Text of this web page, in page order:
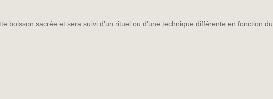
boisson sacrée et sera suivi d'un rituel ou d'une technique différente en fonction du